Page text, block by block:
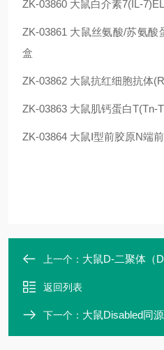
ZK-03860 大鼠白介素7(IL-
ZK-03861 大鼠丝氨酸/苏氨酸
盒
ZK-03862 大鼠抗红细胞抗体
ZK-03863 大鼠肌钙蛋白T(Tn-
ZK-03864 大鼠Ⅰ型前胶原N端
上一个： 大鼠D-二聚体（
返回列表
下一个： 大鼠Disabled同